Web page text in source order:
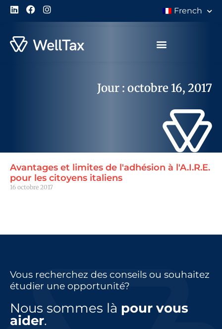
French
Jour : octobre 16, 2017
Avantages et limites de l'adhésion à l'A.I.R.E.
pour les citoyens italiens
16 octobre 2017
Vous recherchez des conseils ou souhaitez
étudier une opportunité?
Nous sommes là pour vous
aider.